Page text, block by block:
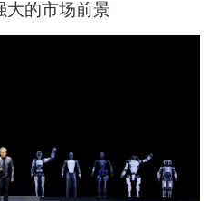
的市场前景